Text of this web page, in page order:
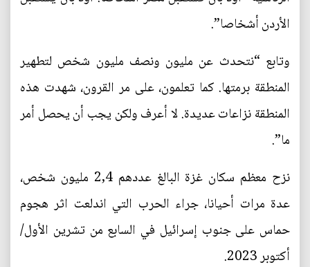
الأردن أشخاصا”.
وتابع “نتحدث عن مليون ونصف مليون شخص لتطهير
المنطقة برمتها. كما تعلمون، على مر القرون، شهدت هذه
المنطقة نزاعات عديدة. لا أعرف ولكن يجب أن يحصل أمر
ما”.
نزح معظم سكان غزة البالغ عددهم 2,4 مليون شخص،
عدة مرات أحيانا، جراء الحرب التي اندلعت اثر هجوم
حماس على جنوب إسرائيل في السابع من تشرين الأول/
أكتوبر 2023.